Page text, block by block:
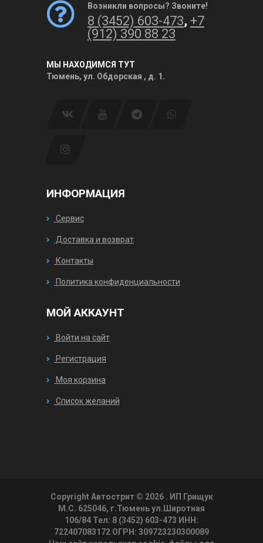
Возникли вопросы? Звоните!
8 (3452) 603-473, +7
(912) 390 88 23
МЫ НАХОДИМСЯ ТУТ
Тюмень, ул. Обдорская , д. 1.
ИНФОРМАЦИЯ
Сервис
Доставка и возврат
Контакты
Политика конфиденциальности
МОЙ АККАУНТ
Войти на сайт
Регистрация
Моя корзина
Список желаний
Copyright Автострит © 2026 . ИП Грищук
М.С. 625046, г.Тюмень ул.Широтная
106/84 Тел: 8 (3452) 603-473 ИНН:
722407083172 ОГРН: 309723230300089